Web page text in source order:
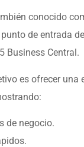
conocido
de entrada
Business Central.
es ofrecer una
de negocio.